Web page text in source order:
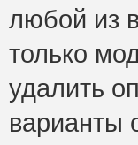
любой из
только
удалить
варианты